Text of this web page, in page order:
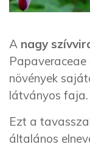
A nagy
növények
látványos faja.
Ezt a
általános